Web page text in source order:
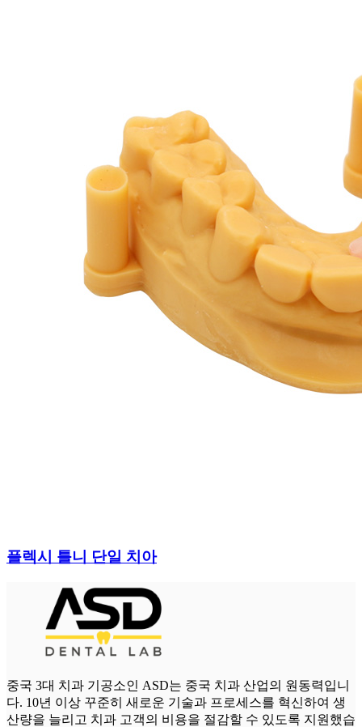
플렉시 틀니 단일 치아
중국 3대 치과 기공소인 ASD는 중국 치과 산업의 원동력입니
다. 10년 이상 꾸준히 새로운 기술과 프로세스를 혁신하여 생
산량을 늘리고 치과 고객의 비용을 절감할 수 있도록 지원했습